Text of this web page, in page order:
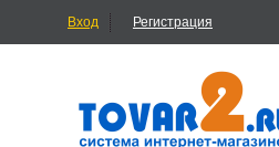
Вход Регистрация